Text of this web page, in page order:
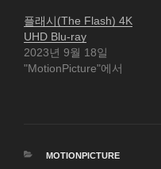
플래시(The Flash) 4K
UHD Blu-ray
2023년 9월 18일
"MotionPicture"에서
카
MOTIONPICTURE